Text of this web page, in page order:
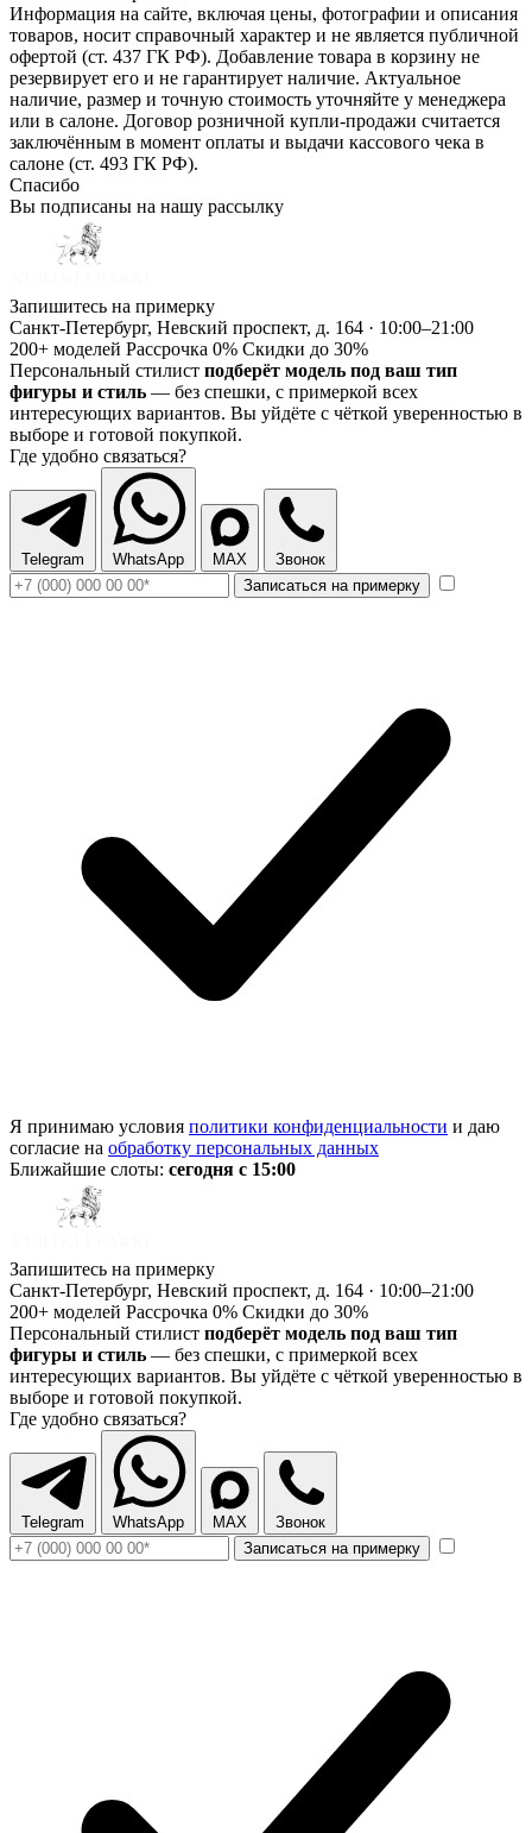
Информация на сайте, включая цены, фотографии и описания
товаров, носит справочный характер и не является публичной
офертой (ст. 437 ГК РФ). Добавление товара в корзину не
резервирует его и не гарантирует наличие. Актуальное
наличие, размер и точную стоимость уточняйте у менеджера
или в салоне. Договор розничной купли-продажи считается
заключённым в момент оплаты и выдачи кассового чека в
салоне (ст. 493 ГК РФ).
Спасибо
Вы подписаны на нашу рассылку
Запишитесь на примерку
Санкт-Петербург, Невский проспект, д. 164 · 10:00–21:00
200+ моделей Рассрочка 0% Скидки до 30%
Персональный стилист подберёт модель под ваш тип
фигуры и стиль — без спешки, с примеркой всех
интересующих вариантов. Вы уйдёте с чёткой уверенностью в
выборе и готовой покупкой.
Где удобно связаться?
Telegram WhatsApp MAX
Звонок
Записаться на примерку
Я принимаю условия политики конфиденциальности и даю
согласие на обработку персональных данных
Ближайшие слоты: сегодня с 15:00
Запишитесь на примерку
Санкт-Петербург, Невский проспект, д. 164 · 10:00–21:00
200+ моделей Рассрочка 0% Скидки до 30%
Персональный стилист подберёт модель под ваш тип
фигуры и стиль — без спешки, с примеркой всех
интересующих вариантов. Вы уйдёте с чёткой уверенностью в
выборе и готовой покупкой.
Где удобно связаться?
Telegram WhatsApp MAX
Звонок
Записаться на примерку